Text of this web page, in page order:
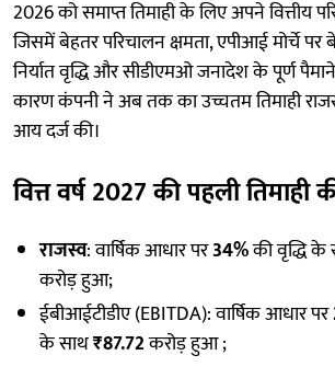
2026 को समाप्त तिमाही के लिए अपने वित्तीय
जिसमें बेहतर परिचालन क्षमता, एपीआई मोर्चे पर
निर्यात वृद्धि और सीडीएमओ जनादेश के पूर्ण
कारण कंपनी ने अब तक का उच्चतम तिमाही
आय दर्ज की।
वित्त वर्ष 2027 की पहली तिमाही
राजस्व: वार्षिक आधार पर34%की वृद्धि के
करोड़ हुआ;
ईबीआईटीडीए (EBITDA): वार्षिक आधार पर
के साथ₹87.72करोड़ हुआ ;